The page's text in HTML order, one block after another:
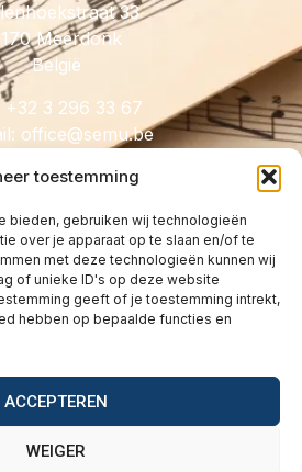
toestemming
bieden, gebruiken wij technologieën
over je apparaat op te slaan en/of te
met deze technologieën kunnen wij
of unieke ID's op deze website
geeft of je toestemming intrekt,
hebben op bepaalde functies en
ACCEPTEREN
WEIGER
33
Meerdonk
België
+32 3 296 33 67
eb.umes
@eciffo
HANDIG
Licenties
Tarieven
Wetgeving
Vragen
Contact